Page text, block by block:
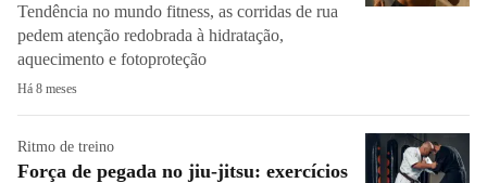
Tendência no mundo fitness, as corridas de rua
pedem atenção redobrada à hidratação,
aquecimento e fotoproteção
Há 8 meses
Ritmo de treino
Força de pegada no jiu-jitsu: exercícios